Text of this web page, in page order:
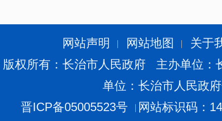
网站声明 网站地图
关于
版权所有：长治市人民政府 主办单位
单位：长治市人民政
晋ICP备05005523号
网站标识码：